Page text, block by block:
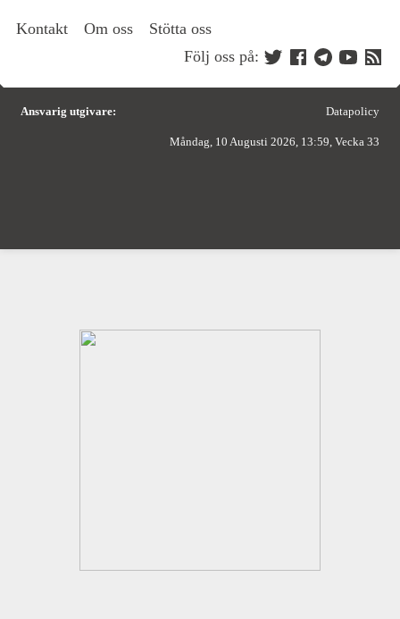
Kontakt Om oss
Stötta oss
Följ oss på:
Ansvarig utgivare: Datapolicy
Måndag, 10 Augusti 2026, 13:59, Vecka 33